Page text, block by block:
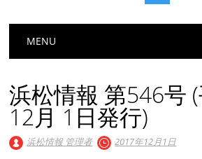
Main menu
MENU
浜松情報 第546号
12月 1日発行)
浜松情報 管理者 2017年12月1日